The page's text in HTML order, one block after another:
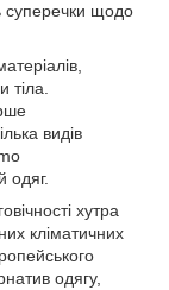
суперечки щодо
тіла.
видів
одяг.
хутра
кліматичних
одягу,